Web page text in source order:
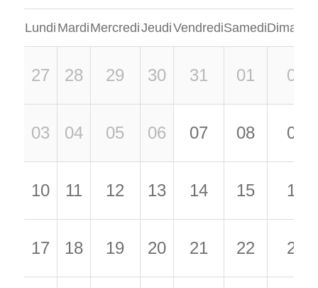
Lundi MardiMercrediJeudiVendrediSamedi
27 28 29 30 31 01 02
03 04 05 06 07 08 09
10 11 12 13 14 15 16
17 18 19 20 21 22 23